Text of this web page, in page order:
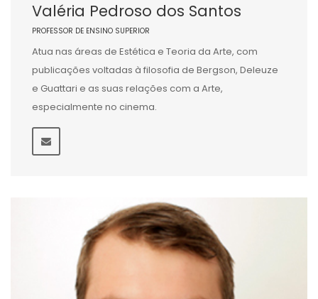
Valéria Pedroso dos Santos
PROFESSOR DE ENSINO SUPERIOR
Atua nas áreas de Estética e Teoria da Arte, com
publicações voltadas à filosofia de Bergson, Deleuze
e Guattari e as suas relações com a Arte,
especialmente no cinema.